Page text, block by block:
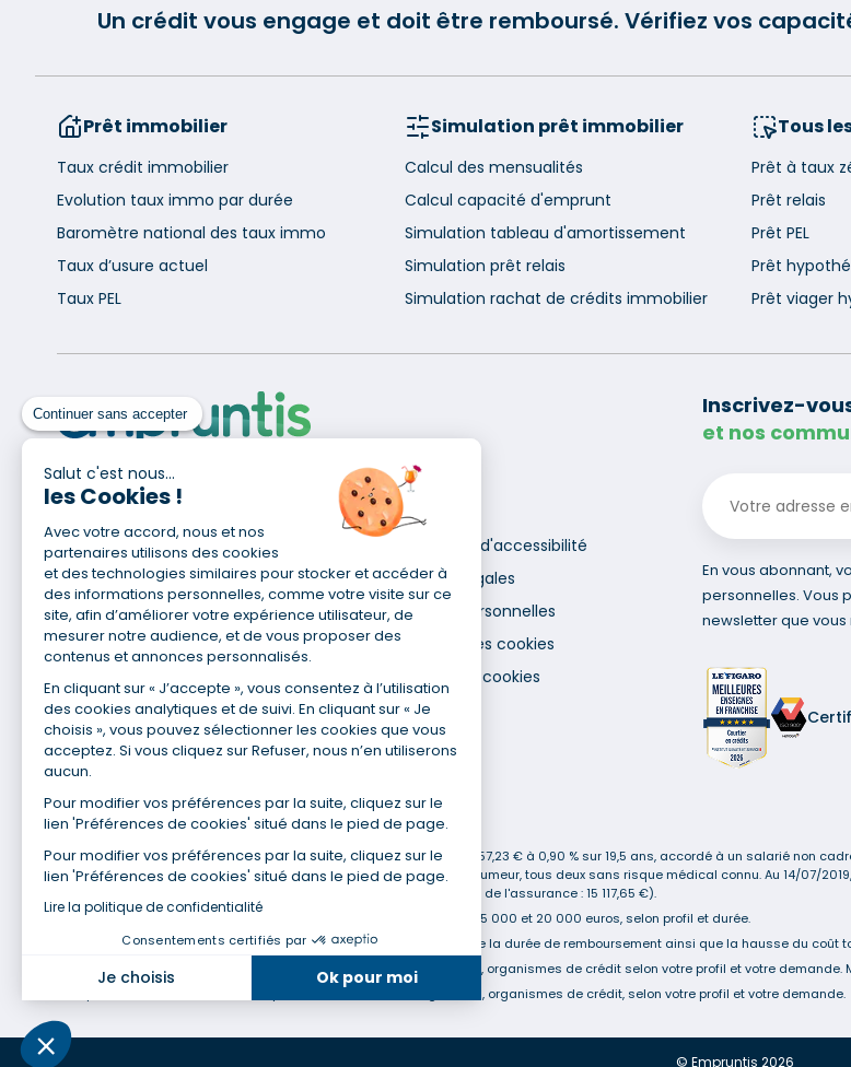
Continuer sans accepter
Salut c'est nous...
les Cookies !
Avec votre accord, nous et nos
partenaires utilisons des cookies
et des technologies similaires pour stocker et accéder à
des informations personnelles, comme votre visite sur ce
site, afin d’améliorer votre expérience utilisateur, de
mesurer notre audience, et de vous proposer des
contenus et annonces personnalisés.
En cliquant sur « J’accepte », vous consentez à l’utilisation
des cookies analytiques et de suivi. En cliquant sur « Je
choisis », vous pouvez sélectionner les cookies que vous
acceptez. Si vous cliquez sur Refuser, nous n’en utiliserons
aucun.
Pour modifier vos préférences par la suite, cliquez sur le
lien 'Préférences de cookies' situé dans le pied de page.
Pour modifier vos préférences par la suite, cliquez sur le
lien 'Préférences de cookies' situé dans le pied de page.
Lire la politique de confidentialité
Consentements certifiés par
Je choisis Ok pour moi
Notre plateforme vous permet d'adapter et de gérer vos paramètres de confidentialité, en garantissant la
Un crédit vous engage et doit être remboursé. Vérifiez vos
Prêt immobilier
Taux crédit immobilier
Evolution taux immo par durée
Baromètre national des taux immo
Taux d’usure actuel
Taux PEL
Simulation prêt immobilier
Calcul des mensualités
Calcul capacité d'emprunt
Simulation tableau d'amortissement
Simulation prêt relais
Simulation rachat de crédits immobilier
Tous
Prêt à taux
Prêt relais
Prêt PEL
Prêt
Prêt viager
Pour en savoir plus
Qui sommes-nous ?
Site du Groupe
Nos agences
Nous contacter
Recrutement
Déclaration d'accessibilité
Mentions légales
Données personnelles
Utilisation des cookies
Gestion des cookies
Inscrivez-
et nos
En vous abonnant,
personnelles. Vous
newsletter que vous
(1) Taux fixe national hors assurance et selon votre profil
(2) Économie de 65 % pour l'assurance d'un prêt amortissable de 330 457,23 € à 0,90 % sur 19,5 ans, accordé à un salarié non
cadre assurée à 100 % (décès, PTIA, IPP, ITT, IPP) âgée de 35 ans et non-fumeur, tous deux sans risque médical connu. Au 14/
en moyenne au 14/07/2022 avec Empruntis.com (TAEA : 0,44 %, coût total de l'assurance : 15 117,65 €).
(3) Taux minimum pour un crédit consommation d'un montant fixé entre 5 000 et 20 000 euros, selon profil et durée.
(4) La diminution du montant des mensualités entraîne l'allongement de la durée de remboursement ainsi que la hausse du coût
(5) Banques de réseau, mutualistes, spécialisées, directions régionales, organismes de crédit selon votre profil et votre
(6) Banques de réseau, mutualistes, spécialisées, directions régionales, organismes de crédit, selon votre profil et votre demande.
© Empruntis 2026